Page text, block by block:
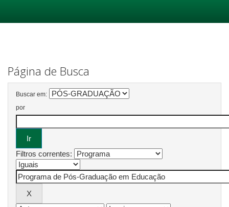
Página de Busca
Buscar em:
por
Filtros correntes: